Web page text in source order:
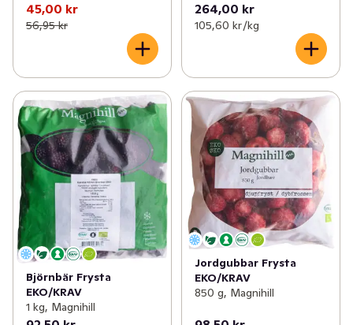
45,00 kr
56,95 kr
264,00 kr
105,60 kr /kg
Björnbär Frysta
EKO/KRAV
1 kg, Magnihill
Jordgubbar Frysta
EKO/KRAV
850 g, Magnihill